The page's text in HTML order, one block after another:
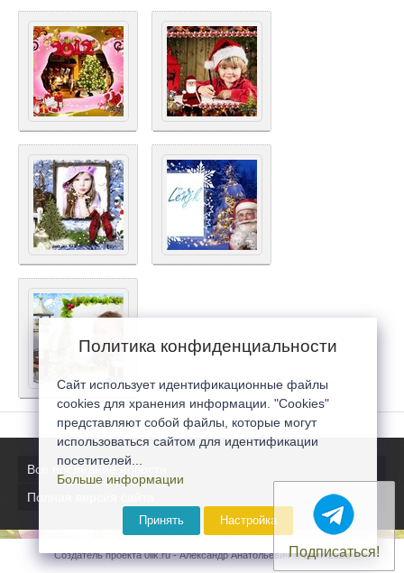
Все последние новости
Полная версия сайта
Создатель проекта 0lik.ru - Александр Анатольевич © 2007-2026
Подписаться!
Политика конфиденциальности
Сайт использует идентификационные файлы
cookies для хранения информации. "Cookies"
представляют собой файлы, которые могут
использоваться сайтом для идентификации
посетителей...
Больше информации
Принять Настройка